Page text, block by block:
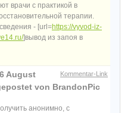
врачи с практикой в
терапии.
- [url=https://vyvod-iz-
]вывод из запоя в
Kommentar-Link
August
von BrandonPic
анонимно, с